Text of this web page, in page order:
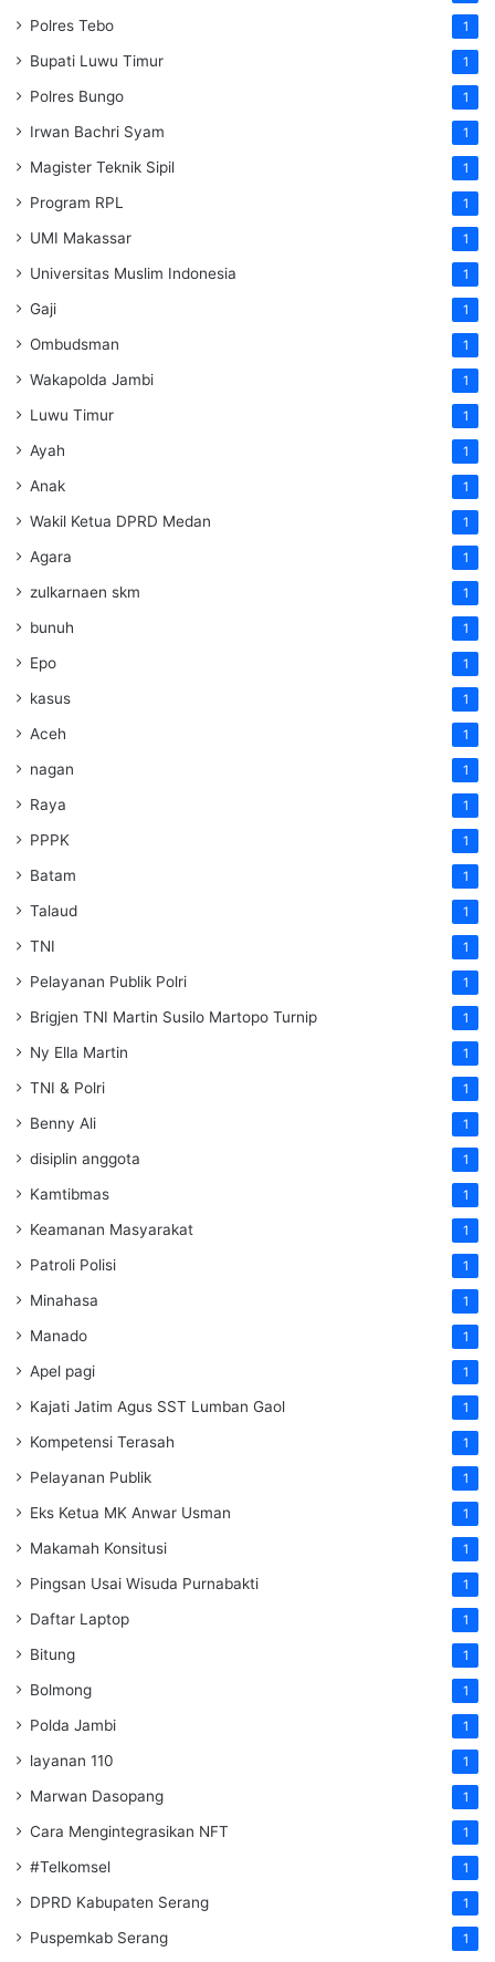
Polres Tebo 1
Bupati Luwu Timur 1
Polres Bungo 1
Irwan Bachri Syam 1
Magister Teknik Sipil 1
Program RPL 1
UMI Makassar 1
Universitas Muslim Indonesia 1
Gaji 1
Ombudsman 1
Wakapolda Jambi 1
Luwu Timur 1
Ayah 1
Anak 1
Wakil Ketua DPRD Medan 1
Agara 1
zulkarnaen skm 1
bunuh 1
Epo 1
kasus 1
Aceh 1
nagan 1
Raya 1
PPPK 1
Batam 1
Talaud 1
TNI 1
Pelayanan Publik Polri 1
Brigjen TNI Martin Susilo Martopo Turnip 1
Ny Ella Martin 1
TNI & Polri 1
Benny Ali 1
disiplin anggota 1
Kamtibmas 1
Keamanan Masyarakat 1
Patroli Polisi 1
Minahasa 1
Manado 1
Apel pagi 1
Kajati Jatim Agus SST Lumban Gaol 1
Kompetensi Terasah 1
Pelayanan Publik 1
Eks Ketua MK Anwar Usman 1
Makamah Konsitusi 1
Pingsan Usai Wisuda Purnabakti 1
Daftar Laptop 1
Bitung 1
Bolmong 1
Polda Jambi 1
layanan 110 1
Marwan Dasopang 1
Cara Mengintegrasikan NFT 1
#Telkomsel 1
DPRD Kabupaten Serang 1
Puspemkab Serang 1